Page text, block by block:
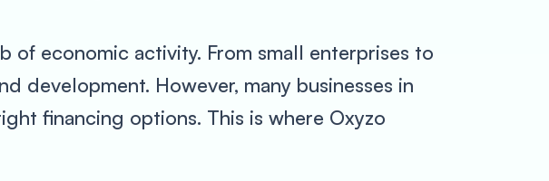
of economic activity. From small enterprises to
development. However, many businesses in
financing options. This is where Oxyzo